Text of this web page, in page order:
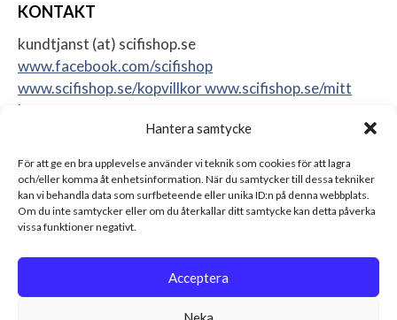
Hantera samtycke
För att ge en bra upplevelse använder vi teknik som cookies för att lagra
och/eller komma åt enhetsinformation. När du samtycker till dessa tekniker
kan vi behandla data som surfbeteende eller unika ID:n på denna webbplats.
Om du inte samtycker eller om du återkallar ditt samtycke kan detta påverka
vissa funktioner negativt.
Acceptera
KONTAKT
kundtjanst (at) scifishop.se
www.facebook.com/scifishop
www.scifishop.se/kopvillkorwww.scifishop.se/mitt
konto
Sweden